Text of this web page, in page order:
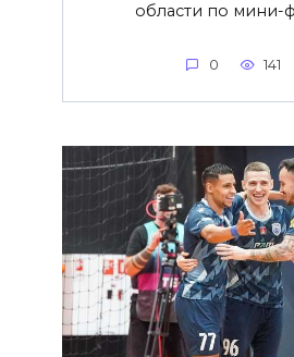
области по мини-
0 141